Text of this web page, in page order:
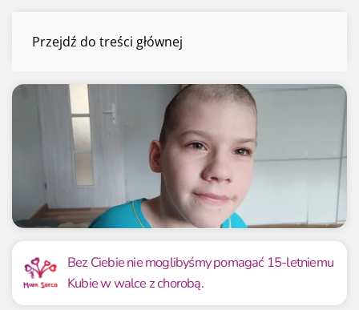
Przejdź do treści głównejKuba Foltyn
Mamy już
370 323.88 zł
Potrzebujemy
350 000 zł
105.81% 105.81%
Bez Ciebie nie moglibyśmy pomagać 15-letniemu
Kubie w walce z chorobą.